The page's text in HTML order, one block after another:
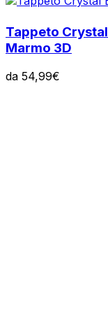
Tappeto Crystal
Marmo 3D
da 54,99€